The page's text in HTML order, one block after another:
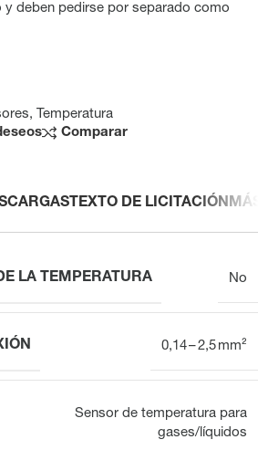
y deben pedirse por separado como
, Temperatura
Comparar
TEXTO DE LICITACIÓN
LA TEMPERATURA No
0,14 – 2,5 mm²
Sensor de temperatura para
gases/líquidos